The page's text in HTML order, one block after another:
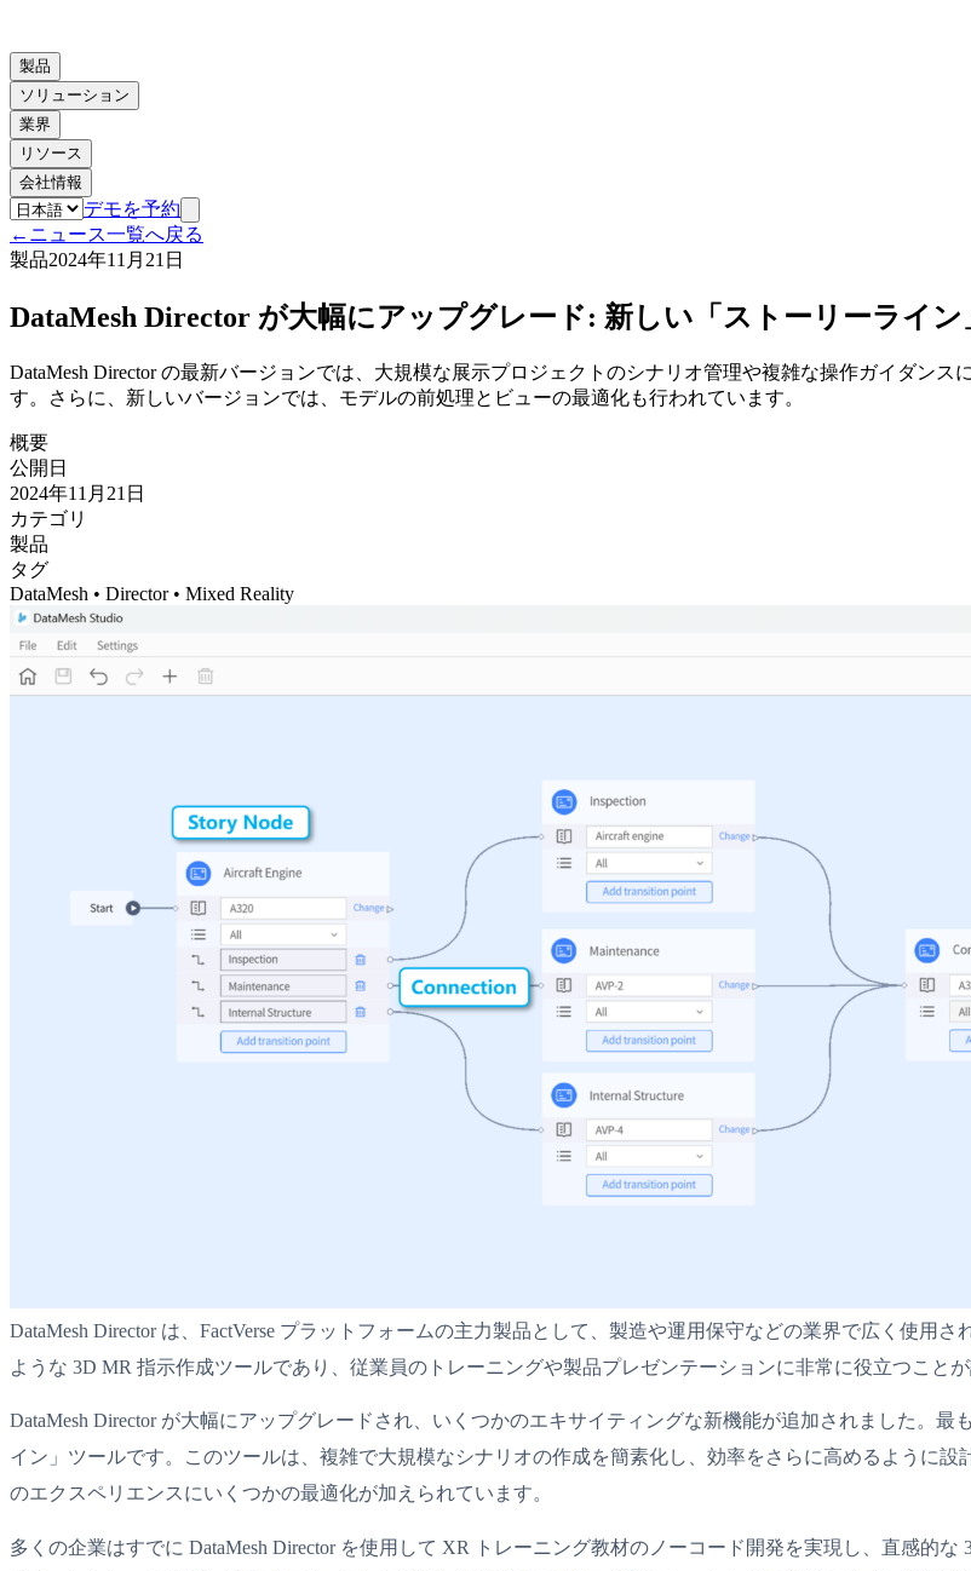
製品
ソリューション
業界
リソース
会社情報
デモを予約
← ニュース一覧へ戻る
製品2024年11月21日
DataMesh Director が大幅にアップグレード: 新しい「ストーリーライン
DataMesh Director の最新バージョンでは、大規模な展示プロジェクトのシナリオ管理や複雑な操作ガイダン
す。さらに、新しいバージョンでは、モデルの前処理とビューの最適化も行われています。
概要
公開日
2024年11月21日
カテゴリ
製品
タグ
DataMesh • Director • Mixed Reality
DataMesh Director は、FactVerse プラットフォームの主力製品として、製造や運用保守などの業界で広く使用
ような 3D MR 指示作成ツールであり、従業員のトレーニングや製品プレゼンテーションに非常に役立つことが
DataMesh Director が大幅にアップグレードされ、いくつかのエキサイティングな新機能が追加されました。最
イン」ツールです。このツールは、複雑で大規模なシナリオの作成を簡素化し、効率をさらに高めるように
のエクスペリエンスにいくつかの最適化が加えられています。
多くの企業はすでに DataMesh Director を使用して XR トレーニング教材のノーコード開発を実現し、直感的